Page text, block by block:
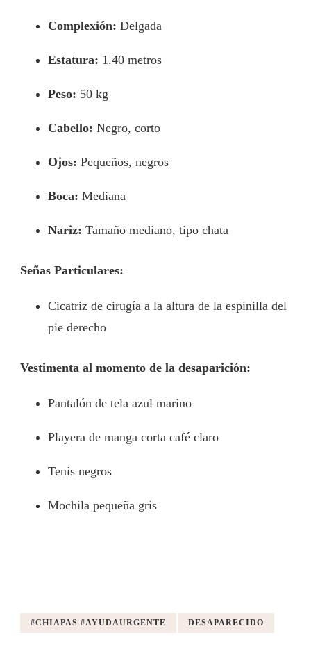
Complexión: Delgada
Estatura: 1.40 metros
Peso: 50 kg
Cabello: Negro, corto
Ojos: Pequeños, negros
Boca: Mediana
Nariz: Tamaño mediano, tipo chata
Señas Particulares:
Cicatriz de cirugía a la altura de la espinilla del
pie derecho
Vestimenta al momento de la desaparición:
Pantalón de tela azul marino
Playera de manga corta café claro
Tenis negros
Mochila pequeña gris
#CHIAPAS #AYUDAURGENTE DESAPARECIDO